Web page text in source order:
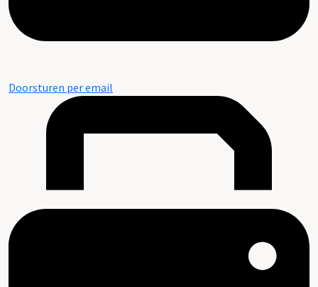
Doorsturen per email